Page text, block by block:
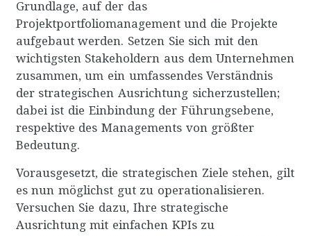
Grundlage, auf der das
Projektportfoliomanagement und die Projekte
aufgebaut werden. Setzen Sie sich mit den
wichtigsten Stakeholdern aus dem Unternehmen
zusammen, um ein umfassendes Verständnis
der strategischen Ausrichtung sicherzustellen;
dabei ist die Einbindung der Führungsebene,
respektive des Managements von größter
Bedeutung.
Vorausgesetzt, die strategischen Ziele stehen, gilt
es nun möglichst gut zu operationalisieren.
Versuchen Sie dazu, Ihre strategische
Ausrichtung mit einfachen KPIs zu